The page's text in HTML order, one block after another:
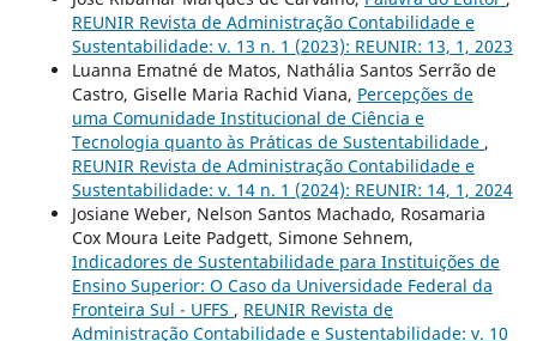
REUNIR Revista de Administração Contabilidade e
Sustentabilidade: v. 13 n. 1 (2023): REUNIR: 13, 1, 2023
Luanna Ematné de Matos, Nathália Santos Serrão de
Castro, Giselle Maria Rachid Viana, Percepções de
uma Comunidade Institucional de Ciência e
Tecnologia quanto às Práticas de Sustentabilidade ,
REUNIR Revista de Administração Contabilidade e
Sustentabilidade: v. 14 n. 1 (2024): REUNIR: 14, 1, 2024
Josiane Weber, Nelson Santos Machado, Rosamaria
Cox Moura Leite Padgett, Simone Sehnem,
Indicadores de Sustentabilidade para Instituições de
Ensino Superior: O Caso da Universidade Federal da
Fronteira Sul - UFFS , REUNIR Revista de
Administração Contabilidade e Sustentabilidade: v. 10